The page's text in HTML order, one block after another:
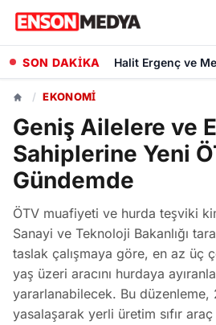
SON DAKİKA
/ EKONOMI
Geniş Ailelere ve
Sahiplerine Yeni
Gündemde
ÖTV muafiyeti ve hurda teşviki
Sanayi ve Teknoloji Bakanlığı
taslak çalışmaya göre, en az üç
yaş üzeri aracını hurdaya
yararlanabilecek. Bu düzenleme,
yasalaşarak yerli üretim sıfır araç